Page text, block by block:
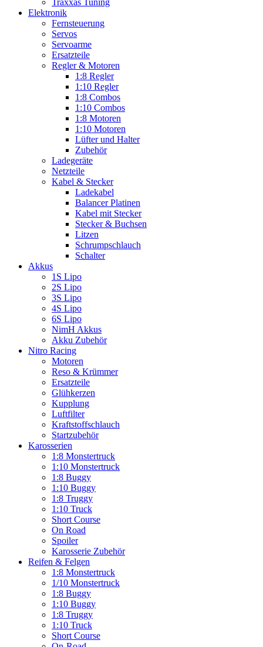
Traxxas Tuning
Elektronik
Fernsteuerung
Servos
Servoarme
Ersatzteile
Regler & Motoren
1:8 Regler
1:10 Regler
1:8 Combos
1:10 Combos
1:8 Motoren
1:10 Motoren
Lüfter und Halter
Zubehör
Ladegeräte
Netzteile
Kabel & Stecker
Ladekabel
Balancer Platinen
Kabel mit Stecker
Stecker & Buchsen
Litzen
Schrumpschlauch
Schalter
Akkus
1S Lipo
2S Lipo
3S Lipo
4S Lipo
6S Lipo
NimH Akkus
Akku Zubehör
Nitro Racing
Motoren
Reso & Krümmer
Ersatzteile
Glühkerzen
Kupplung
Luftfilter
Kraftstoffschlauch
Startzubehör
Karosserien
1:8 Monstertruck
1:10 Monstertruck
1:8 Buggy
1:10 Buggy
1:8 Truggy
1:10 Truck
Short Course
On Road
Spoiler
Karosserie Zubehör
Reifen & Felgen
1:8 Monstertruck
1/10 Monstertruck
1:8 Buggy
1:10 Buggy
1:8 Truggy
1:10 Truck
Short Course